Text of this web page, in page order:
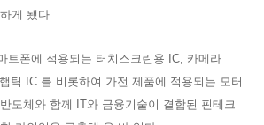
게 됐다.
트폰에 적용되는 터치스크린용 IC, 카메라
틱 IC 를 비롯하여 가전 제품에 적용되는 모터
도체와 함께 IT와 금융기술이 결합된 핀테크